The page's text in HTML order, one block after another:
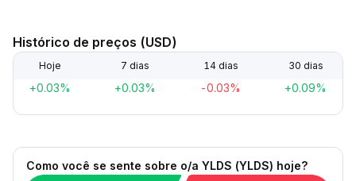
Histórico de preços (USD)
Hoje 7 dias 14 dias 30 dias
+0.03% +0.03% -0.03% +0.09%
Como você se sente sobre o/a YLDS (YLDS) hoje?